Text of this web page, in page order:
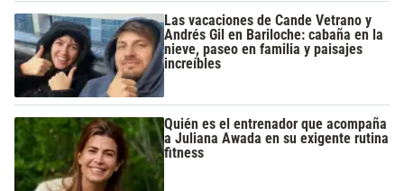
Las vacaciones de Cande Vetrano y
Andrés Gil en Bariloche: cabaña en la
nieve, paseo en familia y paisajes
increíbles
Quién es el entrenador que acompaña
a Juliana Awada en su exigente rutina
fitness